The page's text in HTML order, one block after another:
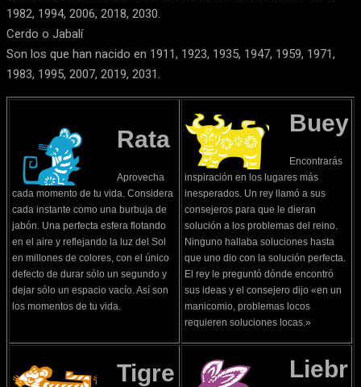
1982, 1994, 2006, 2018, 2030.
Cerdo o Jabalí
Son los que han nacido en 1911, 1923, 1935, 1947, 1959, 1971,
1983, 1995, 2007, 2019, 2031.
Rata
Aprovecha
cada momento de tu vida. Considera
cada instante como una burbuja de
jabón. Una perfecta esfera flotando
en el aire y reflejando la luz del Sol
en millones de colores, con el único
defecto de durar sólo un segundo y
dejar sólo un espacio vacío. Así son
los momentos de tu vida.
Buey
Encontrarás
inspiración en los lugares más
inesperados. Un rey llamó a sus
consejeros para que le dieran
solución a los problemas del reino.
Ninguno hallaba soluciones hasta
que uno dio con la solución perfecta.
El rey le preguntó dónde encontró
sus ideas y el consejero dijo «en un
manicomio, problemas locos
requieren soluciones locas.»
Tigre
Liebr